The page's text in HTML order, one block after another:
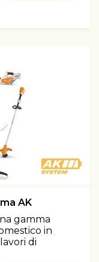
AK
gamma
in
di